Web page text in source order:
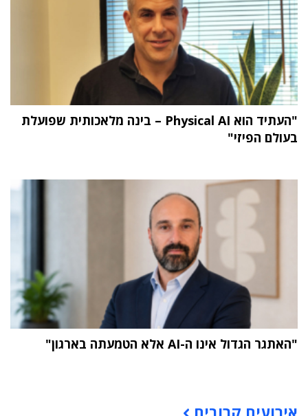
"העתיד הוא Physical AI – בינה מלאכותית שפועלת
בעולם הפיזי"
"האתגר הגדול אינו ה-AI אלא הטמעתה בארגון"
אירועים קרובים